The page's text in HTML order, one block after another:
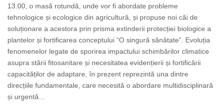
13.00, o masă rotundă, unde vor fi abordate probleme
tehnologice și ecologice din agricultură, și propuse noi căi de
soluționare a acestora prin prisma extinderii protecției biologice a
plantelor și fortificarea conceptului “O singură sănătate”. Evoluția
fenomenelor legate de sporirea impactului schimbărilor climatice
asupra stării fitosanitare și necesitatea evidențierii și fortificării
capacităților de adaptare, în prezent reprezintă una dintre
direcțiile fundamentale, care necesită o abordare multidisciplinară
și urgentă...